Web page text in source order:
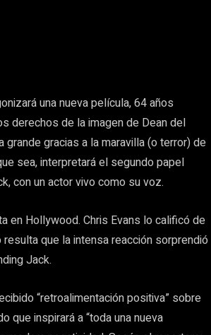
una nueva película, 64 años
derechos de la imagen de Dean del
gracias a la maravilla (o terror) de
sea, interpretará el segundo papel
con un actor vivo como su voz.
en Hollywood. Chris Evans lo calificó de
que la intensa reacción sorprendió
Jack.
“retroalimentación positiva” sobre
que inspirará a “toda una nueva